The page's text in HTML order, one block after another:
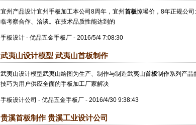
宜州产品设计宜州手板加工本公司8周年，宜州首板惊曝价，8年正规公
临考察合作、洽谈。在技术品质性能达到的
手板设计 - 优品五金手板厂 - 2016/5/4 7:08:30
武夷山设计模型 武夷山首板制作
武夷山设计模型武夷山绘图为生产、制作与制造武夷山首板制作系列产品
技巧为用户供应全面的手板加工厂家解决
手板设计公司 - 优品五金手板厂 - 2016/4/30 9:38:43
贵溪首板制作 贵溪工业设计公司